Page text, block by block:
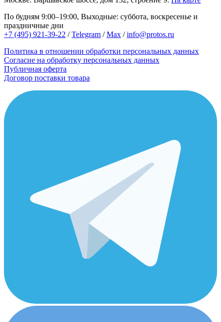
По будням 9:00–19:00, Выходные: суббота, воскресенье и
праздничные дни
+7 (495) 921-39-22 /Telegram /Max /info@protos.ru
Политика в отношении обработки персональных данных
Согласие на обработку персональных данных
Публичная оферта
Договор поставки товара